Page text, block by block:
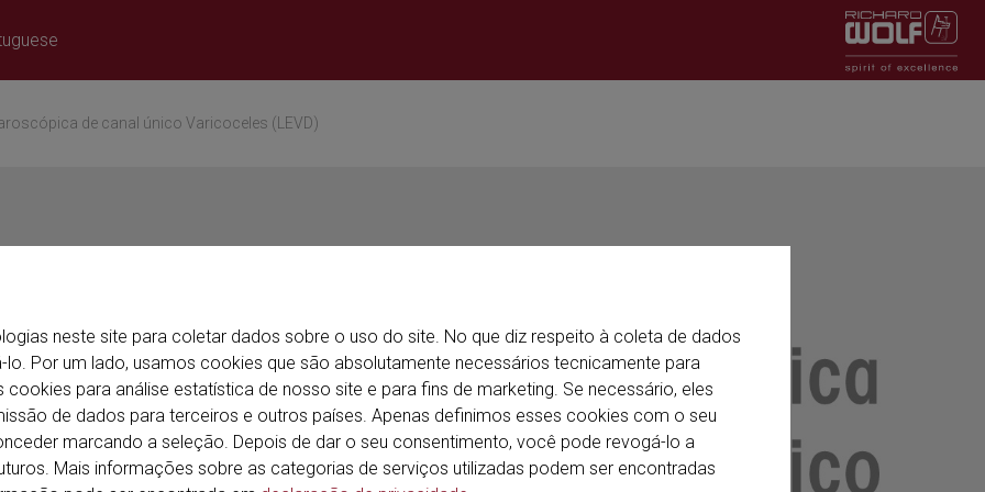
neste site para coletar dados sobre o uso do site. No que diz respeito à coleta de dados
Por um lado, usamos cookies que são absolutamente necessários tecnicamente para
para análise estatística de nosso site e para fins de marketing. Se necessário, eles
de dados para terceiros e outros países. Apenas definimos esses cookies com o seu
marcando a seleção. Depois de dar o seu consentimento, você pode revogá-lo a
Mais informações sobre as categorias de serviços utilizadas podem ser encontradas
want to visit the
de canal único Varicoceles (LEVD)